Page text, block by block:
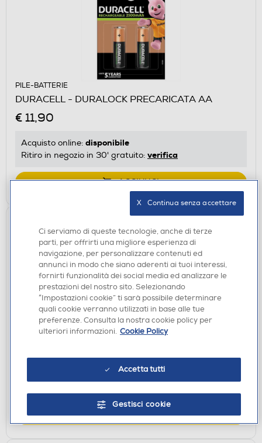
PILE-BATTERIE
DURACELL - DURALOCK PRECARICATA AA
€ 11,90
Acquisto online: disponibile
Ritiro in negozio in 30' gratuito: verifica
AGGIUNGI
MICROFONI
TRUST - Lance GXT242 STR MC-Black/Grafite
AGGIUNGI
Ci serviamo di queste tecnologie, anche di terze
parti, per offrirti una migliore esperienza di
navigazione, per personalizzare contenuti ed
annunci in modo che siano aderenti ai tuoi interessi,
fornirti funzionalità dei social media ed analizzare le
prestazioni del nostro sito. Selezionando
“Impostazioni cookie” ti sarà possibile determinare
quali cookie verranno utilizzati in base alle tue
preferenze. Consulta la nostra cookie policy per
ulteriori informazioni. Cookie Policy
Accetta tutti
Gestisci cookie
X   Continua senza accettare